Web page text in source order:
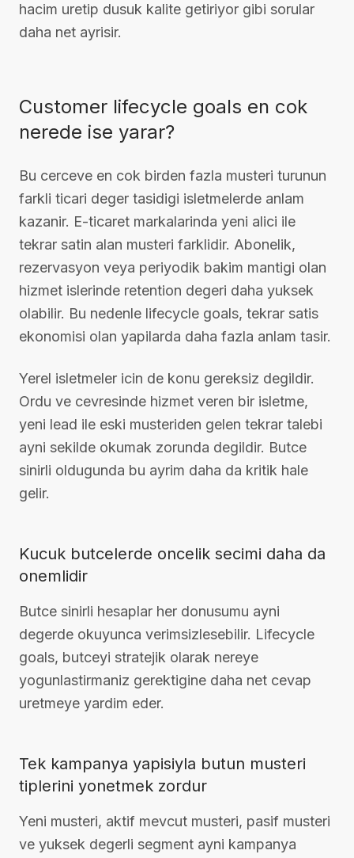
hacim uretip dusuk kalite getiriyor gibi sorular
daha net ayrisir.
Customer lifecycle goals en cok
nerede ise yarar?
Bu cerceve en cok birden fazla musteri turunun
farkli ticari deger tasidigi isletmelerde anlam
kazanir. E-ticaret markalarinda yeni alici ile
tekrar satin alan musteri farklidir. Abonelik,
rezervasyon veya periyodik bakim mantigi olan
hizmet islerinde retention degeri daha yuksek
olabilir. Bu nedenle lifecycle goals, tekrar satis
ekonomisi olan yapilarda daha fazla anlam tasir.
Yerel isletmeler icin de konu gereksiz degildir.
Ordu ve cevresinde hizmet veren bir isletme,
yeni lead ile eski musteriden gelen tekrar talebi
ayni sekilde okumak zorunda degildir. Butce
sinirli oldugunda bu ayrim daha da kritik hale
gelir.
Kucuk butcelerde oncelik secimi daha da
onemlidir
Butce sinirli hesaplar her donusumu ayni
degerde okuyunca verimsizlesebilir. Lifecycle
goals, butceyi stratejik olarak nereye
yogunlastirmaniz gerektigine daha net cevap
uretmeye yardim eder.
Tek kampanya yapisiyla butun musteri
tiplerini yonetmek zordur
Yeni musteri, aktif mevcut musteri, pasif musteri
ve yuksek degerli segment ayni kampanya